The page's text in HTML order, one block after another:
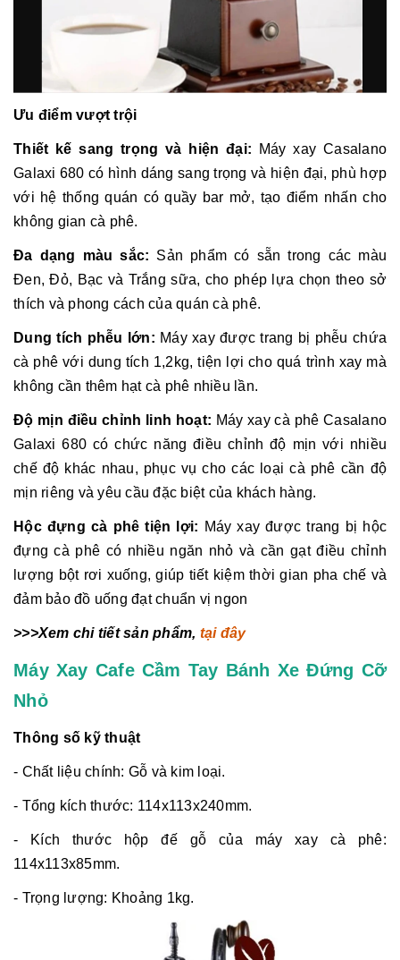
Ưu điểm vượt trội
Thiết kế sang trọng và hiện đại: Máy xay Casalano
Galaxi 680 có hình dáng sang trọng và hiện đại, phù hợp
với hệ thống quán có quầy bar mở, tạo điểm nhấn cho
không gian cà phê.
Đa dạng màu sắc: Sản phẩm có sẵn trong các màu
Đen, Đỏ, Bạc và Trắng sữa, cho phép lựa chọn theo sở
thích và phong cách của quán cà phê.
Dung tích phễu lớn: Máy xay được trang bị phễu chứa
cà phê với dung tích 1,2kg, tiện lợi cho quá trình xay mà
không cần thêm hạt cà phê nhiều lần.
Độ mịn điều chỉnh linh hoạt: Máy xay cà phê Casalano
Galaxi 680 có chức năng điều chỉnh độ mịn với nhiều
chế độ khác nhau, phục vụ cho các loại cà phê cần độ
mịn riêng và yêu cầu đặc biệt của khách hàng.
Hộc đựng cà phê tiện lợi: Máy xay được trang bị hộc
đựng cà phê có nhiều ngăn nhỏ và cần gạt điều chỉnh
lượng bột rơi xuống, giúp tiết kiệm thời gian pha chế và
đảm bảo đồ uống đạt chuẩn vị ngon
>>>Xem chi tiết sản phẩm, tại đây
Máy Xay Cafe Cầm Tay Bánh Xe Đứng Cỡ
Nhỏ
Thông số kỹ thuật
- Chất liệu chính: Gỗ và kim loại.
- Tổng kích thước: 114x113x240mm.
- Kích thước hộp đế gỗ của máy xay cà phê:
114x113x85mm.
- Trọng lượng: Khoảng 1kg.